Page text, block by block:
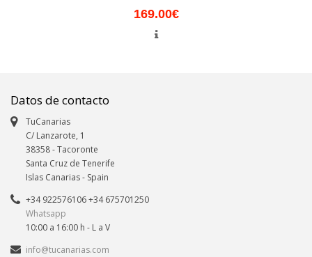
169.00€
Datos de contacto
TuCanarias
C/ Lanzarote, 1
38358-Tacoronte
Santa Cruz de Tenerife
Islas Canarias- Spain
+34 922576106 +34 675701250
Whatsapp
10:00 a 16:00 h - L a V
info@tucanarias.com